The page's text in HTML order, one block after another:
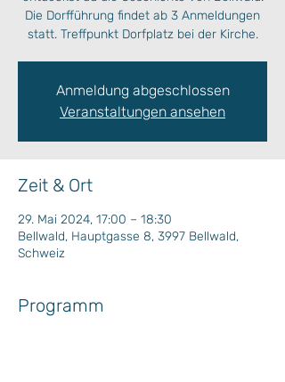
Die Dorfführung findet ab 3 Anmeldungen
statt. Treffpunkt Dorfplatz bei der Kirche.
Anmeldung abgeschlossen
Veranstaltungen ansehen
Zeit & Ort
29. Mai 2024, 17:00 – 18:30
Bellwald, Hauptgasse 8, 3997 Bellwald,
Schweiz
Programm